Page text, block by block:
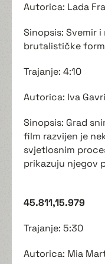
Autorica: Lada
Sinopsis: Svemir
brutalističke
Trajanje: 4:10
Autorica: Iva
Sinopsis: Grad
film razvijen je
svjetlosnim
prikazuju njegov
45.811,15.979
Trajanje: 5:30
Autorica: Mia